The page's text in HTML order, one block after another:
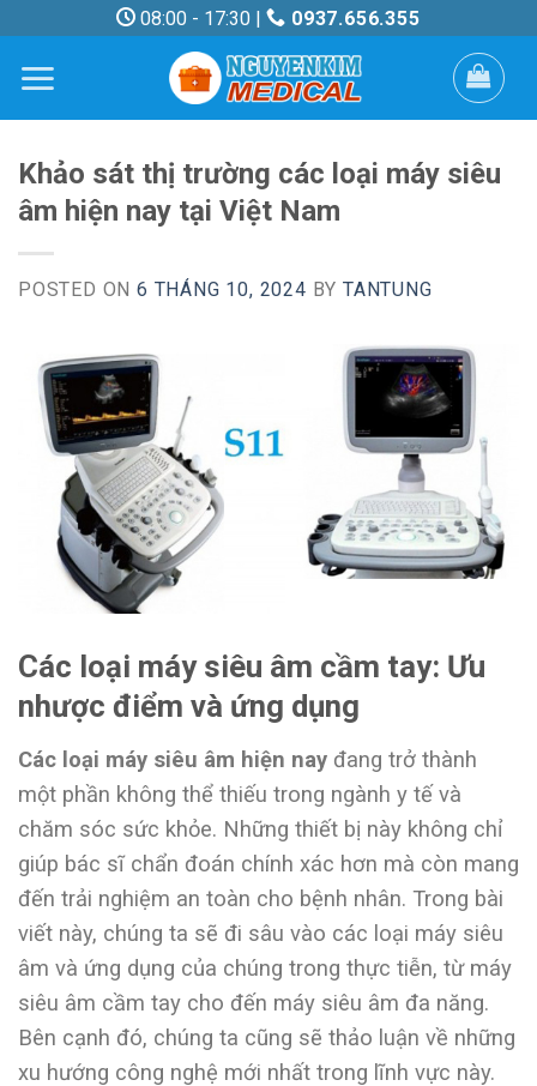
content
08:00 - 17:30 | 0937.656.355
Khảo sát thị trường các loại máy siêu
âm hiện nay tại Việt Nam
POSTED ON6 THÁNG 10, 2024 BYTANTUNG
Các loại máy siêu âm cầm tay: Ưu
nhược điểm và ứng dụng
Các loại máy siêu âm hiện nay đang trở thành
một phần không thể thiếu trong ngành y tế và
chăm sóc sức khỏe. Những thiết bị này không chỉ
giúp bác sĩ chẩn đoán chính xác hơn mà còn mang
đến trải nghiệm an toàn cho bệnh nhân. Trong bài
viết này, chúng ta sẽ đi sâu vào các loại máy siêu
âm và ứng dụng của chúng trong thực tiễn, từ máy
siêu âm cầm tay cho đến máy siêu âm đa năng.
Bên cạnh đó, chúng ta cũng sẽ thảo luận về những
xu hướng công nghệ mới nhất trong lĩnh vực này.